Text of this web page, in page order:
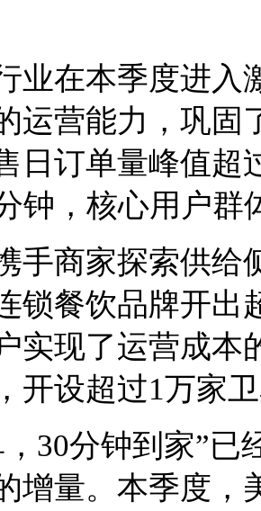
业在本季度进入
运营能力，巩固
日订单量峰值超
钟，核心用户群
手商家探索供给
锁餐饮品牌开出
实现了运营成本
开设超过1万家
30分钟到家”
增量。本季度